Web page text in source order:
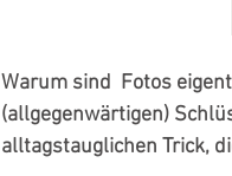
Warum sind  Fotos
(allgegenwärtigen)
alltagstauglichen Trick,